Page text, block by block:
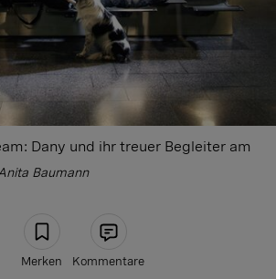
Dany und ihr treuer Begleiter am
Baumann
Merken Kommentare